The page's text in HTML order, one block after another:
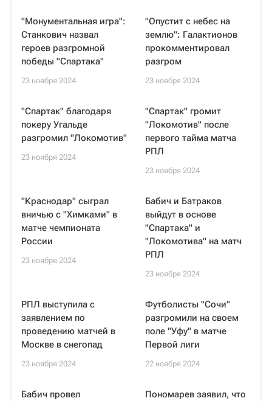
"Монументальная игра":
Станкович назвал
героев разгромной
победы "Спартака"
23 ноября 2024
"Опустит с небес на
землю": Галактионов
прокомментировал
разгром
23 ноября 2024
"Спартак" благодаря
покеру Угальде
разгромил "Локомотив"
23 ноября 2024
"Спартак" громит
"Локомотив" после
первого тайма матча
РПЛ
23 ноября 2024
"Краснодар" сыграл
вничью с "Химками" в
матче чемпионата
России
23 ноября 2024
Бабич и Батраков
выйдут в основе
"Спартака" и
"Локомотива" на матч
РПЛ
23 ноября 2024
РПЛ выступила с
заявлением по
проведению матчей в
Москве в снегопад
23 ноября 2024
Футболисты "Сочи"
разгромили на своем
поле "Уфу" в матче
Первой лиги
22 ноября 2024
Бабич провел
Пономарев заявил, что